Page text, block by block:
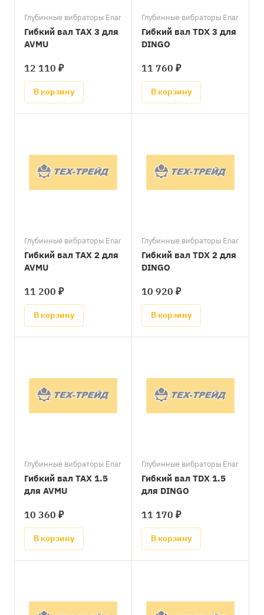
Глубинные вибраторы Enar
Гибкий вал TAX 3 для
AVMU
12 110 ₽
В корзину
Глубинные вибраторы Enar
Гибкий вал TDX 3 для
DINGO
11 760 ₽
В корзину
Глубинные вибраторы Enar
Гибкий вал TAX 2 для
AVMU
11 200 ₽
В корзину
Глубинные вибраторы Enar
Гибкий вал TDX 2 для
DINGO
10 920 ₽
В корзину
Глубинные вибраторы Enar
Гибкий вал TAX 1.5
для AVMU
10 360 ₽
В корзину
Глубинные вибраторы Enar
Гибкий вал TDX 1.5
для DINGO
11 170 ₽
В корзину